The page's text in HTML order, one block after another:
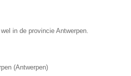
in de provincie Antwerpen.
(Antwerpen)